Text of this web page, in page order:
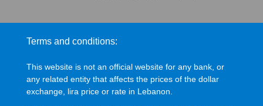
Terms and conditions:
This website is not an official website for any bank, or
any related entity that affects the prices of the dollar
exchange, lira price or rate in Lebanon.